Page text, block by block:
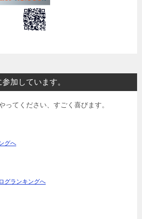
加しています。
ってください、すごく喜びます。
グへ
グランキングへ